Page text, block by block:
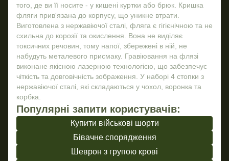
того, де ви її носите - у кишені куртки або брюк. Кришка
фляги прив'язана до корпусу, що уникне втрати.
Виготовлена з нержавіючої сталі, фляга є гігієнічною та не
схильна до корозії та окислення. Вона не виділяє
токсичних речовин, тому напої, збережені в ній, не
набудуть металевого присмаку. Гравіювання на флязі
виконане якісною лазерною технологією, що забезпечує
чіткість та довговічність зображення. У наборі 4 стопки з
нержавіючої сталі, які складаються у чохол, воронка та
корбка.
Популярні запити користувачів:
Купити військові шорти
Бівачне спорядження
Шеврон з групою крові